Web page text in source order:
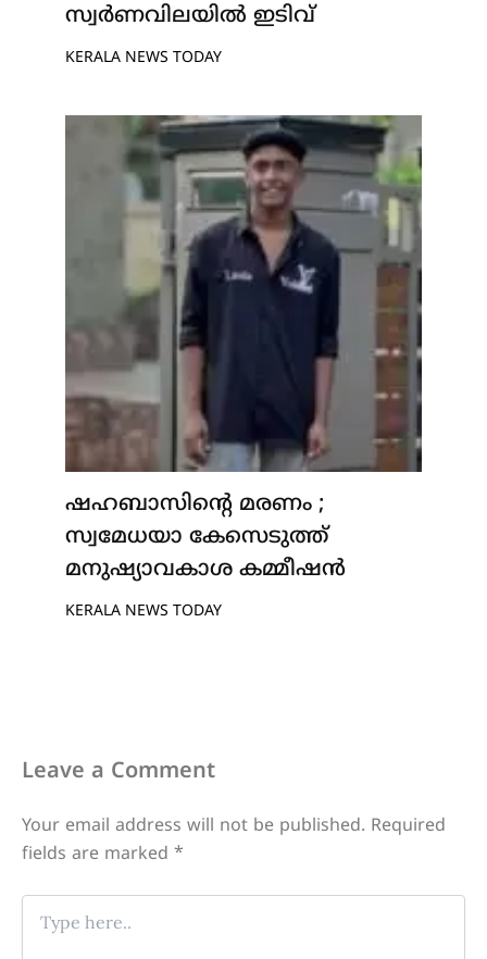
സ്വർണവിലയിൽ ഇടിവ്
KERALA NEWS TODAY
ഷഹബാസിന്റെ മരണം ;
സ്വമേധയാ കേസെടുത്ത്
മനുഷ്യാവകാശ കമ്മീഷൻ
KERALA NEWS TODAY
Leave a Comment
Your email address will not be published. Required
fields are marked *
Type
here..